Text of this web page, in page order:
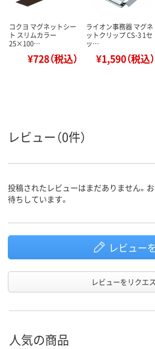
コクヨ マグネットシー
ト スリムカラー
25×100…
¥728（税込）
ライオン事務器 マグネ
ットクリップ CS-3 1セ
ッ…
¥1,590（税込）
レビュー（0件）
投稿されたレビューはまだありません。
待ちしています。
レビュー
レビューをリクエ
人気の商品